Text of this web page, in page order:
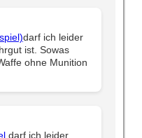
darf ich leider
ist. Sowas
ohne Munition
darf ich leider